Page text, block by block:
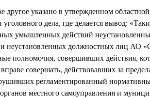
указано в утвержденном областной
дела, где делается вывод:
умышленных действий
неустановленных должностных лиц АО
полномочия, совершивших действия,
совершать, действовавших за
регламентированный
местного самоуправления и